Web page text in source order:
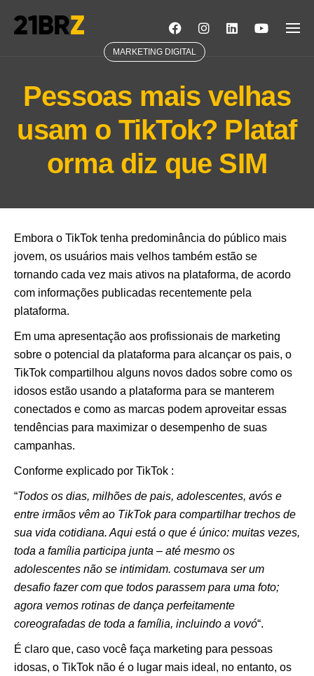
MARKETING DIGITAL
Pessoas mais velhas
usam o TikTok? Plataf
orma diz que SIM
Embora o TikTok tenha predominância do público mais
jovem, os usuários mais velhos também estão se
tornando cada vez mais ativos na plataforma, de acordo
com informações publicadas recentemente pela
plataforma.
Em uma apresentação aos profissionais de marketing
sobre o potencial da plataforma para alcançar os pais, o
TikTok compartilhou alguns novos dados sobre como os
idosos estão usando a plataforma para se manterem
conectados e como as marcas podem aproveitar essas
tendências para maximizar o desempenho de suas
campanhas.
Conforme explicado por TikTok :
“Todos os dias, milhões de pais, adolescentes, avós e
entre irmãos vêm ao TikTok para compartilhar trechos de
sua vida cotidiana. Aqui está o que é único: muitas vezes,
toda a família participa junta – até mesmo os
adolescentes não se intimidam. costumava ser um
desafio fazer com que todos parassem para uma foto;
agora vemos rotinas de dança perfeitamente
coreografadas de toda a família, incluindo a vovó“.
É claro que, caso você faça marketing para pessoas
idosas, o TikTok não é o lugar mais ideal, no entanto, os